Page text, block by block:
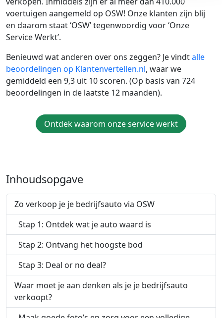
voertuigen aangemeld op OSW! Onze klanten zijn blij
en daarom staat ‘OSW’ tegenwoordig voor ‘Onze
Service Werkt’.
Benieuwd wat anderen over ons zeggen? Je vindtalle
beoordelingen op Klantenvertellen.nl, waar we
gemiddeld een 9,3 uit 10 scoren. (Op basis van 724
beoordelingen in de laatste 12 maanden).
Ontdek waarom onze service werkt
Inhoudsopgave
Zo verkoop je je bedrijfsauto via OSW
Stap 1: Ontdek wat je auto waard is
Stap 2: Ontvang het hoogste bod
Stap 3: Deal or no deal?
Waar moet je aan denken als je je bedrijfsauto
verkoopt?